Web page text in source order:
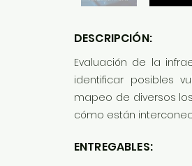
DESCRIPCIÓN:
Evaluación de la
identificar posibles
mapeo de diversos
cómo están
ENTREGABLES: